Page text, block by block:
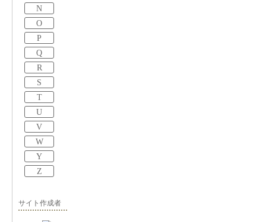
N
O
P
Q
R
S
T
U
V
W
Y
Z
サイト作成者